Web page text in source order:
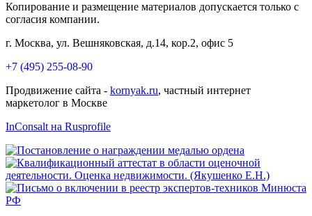
Копирование и размещение материалов допускается только с
согласия компании.
г. Москва, ул. Вешняковская, д.14, кор.2, офис 5
+7 (495) 255-08-90
Продвижение сайта - kornyak.ru, частный интернет
маркетолог в Москве
InConsalt на Rusprofile